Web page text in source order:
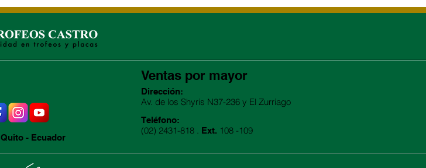
Quito - Ecuador
Ventas por mayor
Dirección:
Av. de los Shyris N37-236 y El Zurriago
Teléfono:
(02) 2431-818 . Ext. 108 -109